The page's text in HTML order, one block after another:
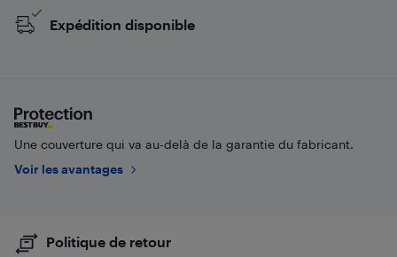
Expédition disponible
Une couverture qui va au-delà de la garantie du fabricant.
Voir les avantages
Politique de retour